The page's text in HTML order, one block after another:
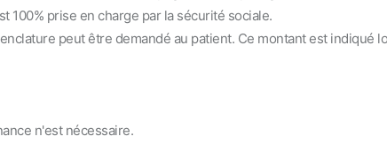
100% prise en charge par la sécurité sociale.
peut être demandé au patient. Ce montant est indiqué
n'est nécessaire.